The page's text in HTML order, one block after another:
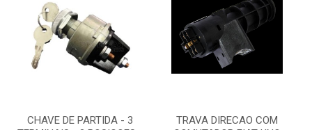
CHAVE DE PARTIDA - 3
TRAVA DIRECAO COM